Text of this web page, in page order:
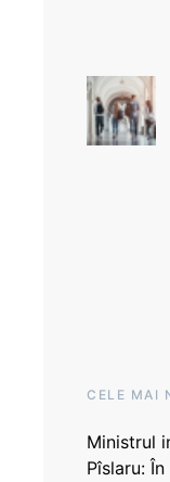
CELE MAI
Ministrul
Pîslaru: